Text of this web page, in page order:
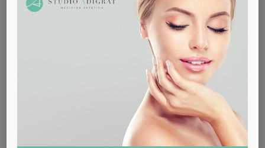
Prodotto Utilizzato
Sei interessato ai nostri servizi di
Medicina Estetica?